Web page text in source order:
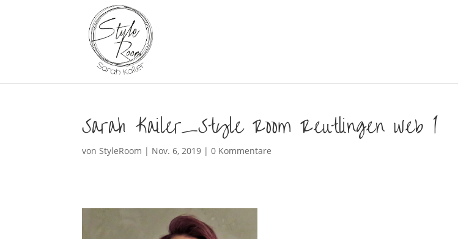
Sarah Kailer_Style Room Reutlingen web 1
vonStyleRoom | Nov. 6, 2019 |0 Kommentare